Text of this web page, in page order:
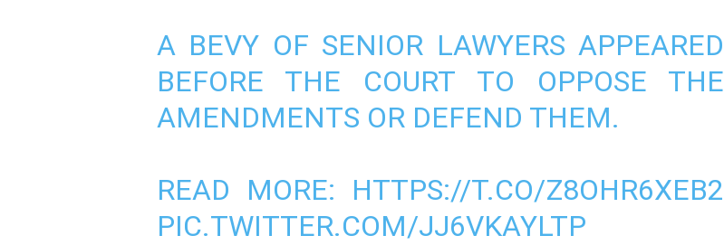
A BEVY OF SENIOR LAWYERS APPEARED
BEFORE THE COURT TO OPPOSE THE
AMENDMENTS OR DEFEND THEM.
READ MORE: HTTPS://T.CO/Z8OHR6XEB2
PIC.TWITTER.COM/JJ6VKAYLTP